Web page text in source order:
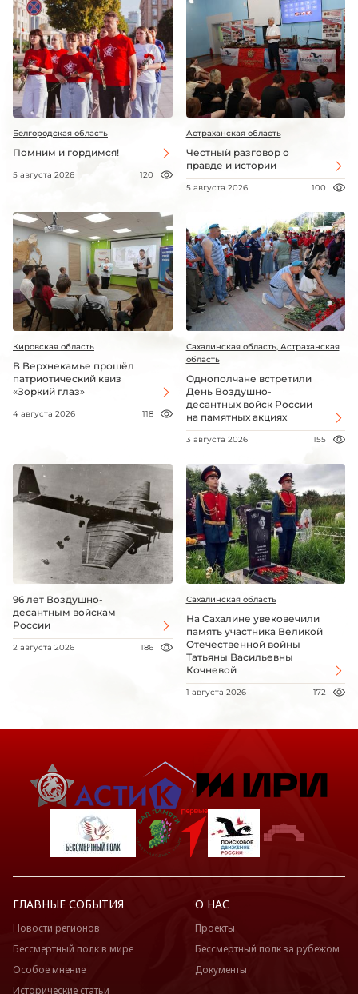
Белгородская область
Помним и гордимся!
5 августа 2026 120
Астраханская область
Честный разговор о
правде и истории
5 августа 2026 100
Кировская область
В Верхнекамье прошёл
патриотический квиз
«Зоркий глаз»
4 августа 2026 118
Сахалинская область, Астраханская
область
Однополчане встретили
День Воздушно-
десантных войск России
на памятных акциях
3 августа 2026 155
96 лет Воздушно-
десантным войскам
России
2 августа 2026 186
Сахалинская область
На Сахалине увековечили
память участника Великой
Отечественной войны
Татьяны Васильевны
Кочневой
1 августа 2026 172
ГЛАВНЫЕ СОБЫТИЯ
Новости регионов
Бессмертный полк в мире
Особое мнение
Исторические статьи
О НАС
Проекты
Бессмертный полк за рубежом
Документы